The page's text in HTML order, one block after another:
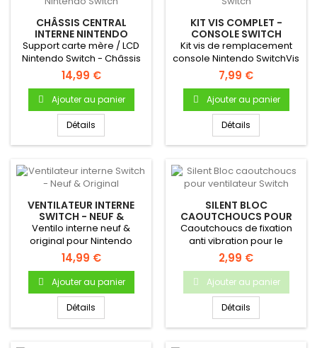
CHÂSSIS CENTRAL
INTERNE NINTENDO
SWITCH
Support carte mère / LCD
Nintendo Switch - Châssis
central interne (Middle...
14,99 €
Ajouter au panier
Détails
KIT VIS COMPLET -
CONSOLE SWITCH
Kit vis de remplacement
console Nintendo SwitchVis
coque Vis carte mère Vis...
7,99 €
Ajouter au panier
Détails
VENTILATEUR INTERNE
SWITCH - NEUF &
ORIGINAL
Ventilo interne neuf &
original pour Nintendo
Switch.
14,99 €
Ajouter au panier
Détails
SILENT BLOC
CAOUTCHOUCS POUR
VENTILATEUR SWITCH
Caoutchoucs de fixation
anti vibration pour le
ventilateur de la Nintendo
Switch
2,99 €
Ajouter au panier
Détails